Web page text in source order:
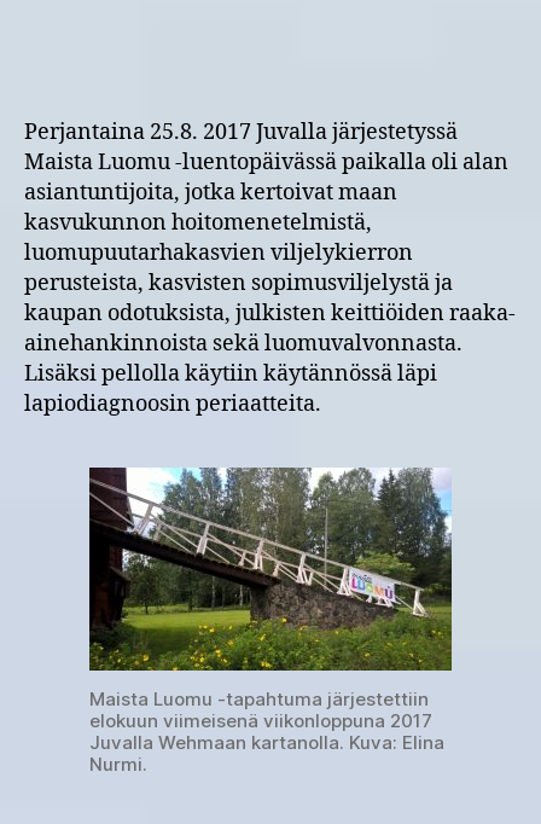
havainnointia
–
oppeja
Maista
Luomu
-
tapahtumasta
25.8.2017
Juvalta
Perjantaina 25.8. 2017 Juvalla järjestetyssä
Maista Luomu -luentopäivässä paikalla oli alan
asiantuntijoita, jotka kertoivat maan
kasvukunnon hoitomenetelmistä,
luomupuutarhakasvien viljelykierron
perusteista, kasvisten sopimusviljelystä ja
kaupan odotuksista, julkisten keittiöiden raaka-
ainehankinnoista sekä luomuvalvonnasta.
Lisäksi pellolla käytiin käytännössä läpi
lapiodiagnoosin periaatteita.
Maista Luomu -tapahtuma järjestettiin
elokuun viimeisenä viikonloppuna 2017
Juvalla Wehmaan kartanolla. Kuva: Elina
Nurmi.